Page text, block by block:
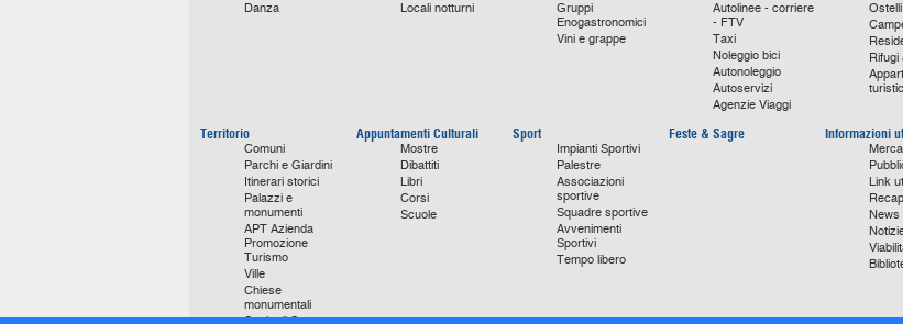
Danza
Locali notturni
Gruppi
Enogastronomici
Vini e grappe
Autolinee - corriere
- FTV
Taxi
Noleggio bici
Autonoleggio
Autoservizi
Agenzie Viaggi
Ostelli
Rifugi
Territorio
Comuni
Parchi e Giardini
Itinerari storici
Palazzi e
monumenti
APT Azienda
Promozione
Turismo
Ville
Chiese
monumentali
Appuntamenti Culturali
Mostre
Dibattiti
Libri
Corsi
Scuole
Sport
Impianti Sportivi
Palestre
Associazioni
sportive
Squadre sportive
Avvenimenti
Sportivi
Tempo libero
Feste & Sagre Informazioni
Link
News